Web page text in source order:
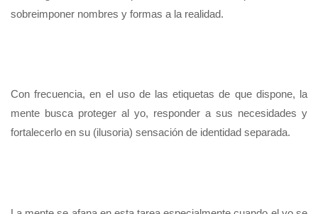
sobreimponer nombres y formas a la realidad.
Con frecuencia, en el uso de las etiquetas de que dispone, la
mente busca proteger al yo, responder a sus necesidades y
fortalecerlo en su (ilusoria) sensación de identidad separada.